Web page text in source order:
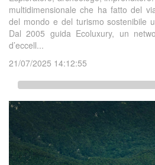
multidimensionale che ha fatto del
del mondo e del turismo sostenibile
Dal 2005 guida Ecoluxury, un
d’eccell...
21/07/2025 14:12:55